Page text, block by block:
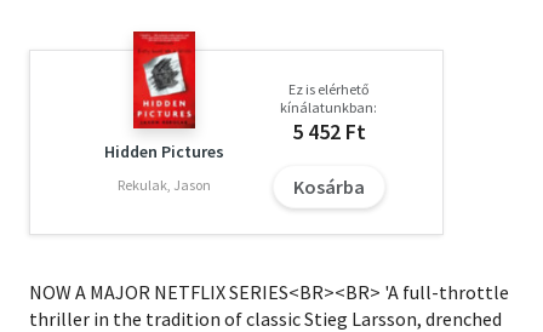
Hidden Pictures
Rekulak, Jason
Ez is elérhető
kínálatunkban:
5 452 Ft
Kosárba
NOW A MAJOR NETFLIX SERIES<BR><BR> 'A full-throttle
thriller in the tradition of classic Stieg Larsson, drenched